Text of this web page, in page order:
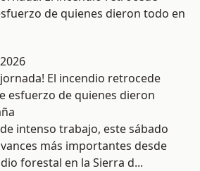
El incendio retrocede
esfuerzo de quienes dieron
intenso trabajo, este sábado
más importantes desde
forestal en la Sierra d...